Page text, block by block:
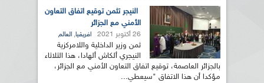
النيجر تثمن توقيع اتفاق التعاون
الأمني مع الجزائر
26 أكتوبر 2021 افريقيا, العالم
ثمن وزير الداخلية واللامركزية
النيجري ألكاش ألهادا، هذا الثلاثاء
بالجزائر العاصمة، توقيع اتفاق التعاون الأمني مع الجزائر،
مؤكدا أن هذا الاتفاق "سيعطي...